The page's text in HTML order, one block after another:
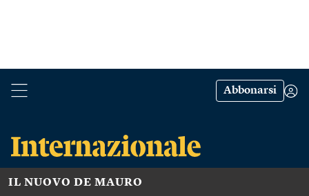
Abbonarsi
IL NUOVO DE MAURO